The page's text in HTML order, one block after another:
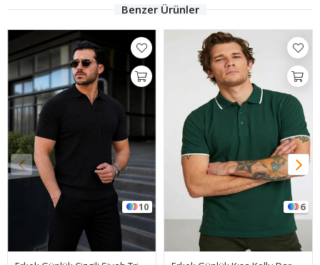
Benzer Ürünler
10 6